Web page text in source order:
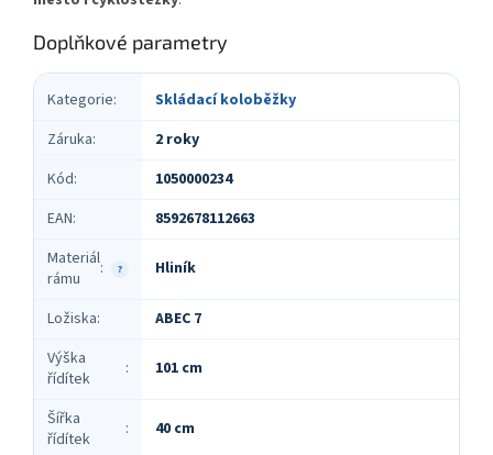
Doplňkové parametry
Kategorie:
Skládací koloběžky
Záruka:
2 roky
Kód:
1050000234
EAN: 8592678112663
?
Materiál
rámu
: Hliník
Ložiska:
ABEC 7
Výška
řídítek
: 101 cm
Šířka
řídítek
: 40 cm